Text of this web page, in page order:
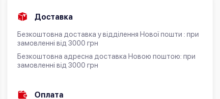
Доставка
Безкоштовна доставка у відділення Нової пошти : при
замовленні від 3000 грн
Безкоштовна адресна доставка Новою поштою: при
замовленні від 3000 грн
Оплата